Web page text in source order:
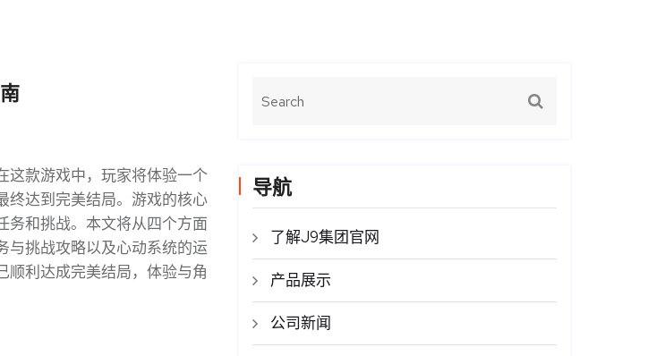
这款游戏中，玩家将体验一个
终达到完美结局。游戏的核心
务和挑战。本文将从四个方面
与挑战攻略以及心动系统的运
顺利达成完美结局，体验与角
导航
了解J9集团官网
产品展示
公司新闻